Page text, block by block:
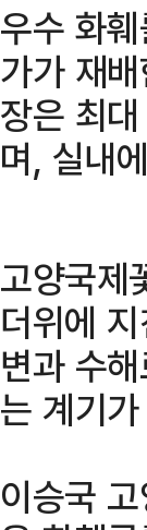
우수 화
가가 재
장은 최
며, 실내
고양국제
더위에
변과 수
는 계기
이승국